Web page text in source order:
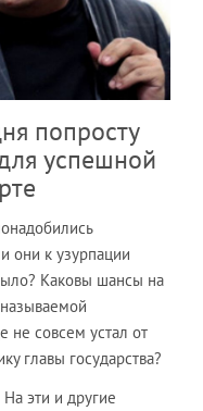
попросту
успешной
они к узурпации
Каковы шансы на
не совсем устал от
главы государства?
На эти и другие